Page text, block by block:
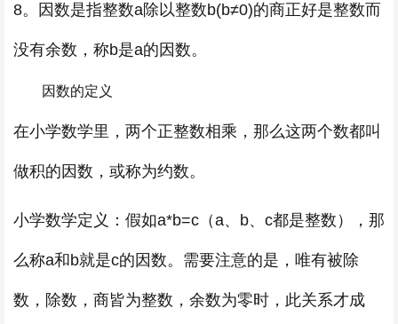
8。因数是指整数a除以整数b(b≠0)的商正好是整数而
没有余数，称b是a的因数。
因数的定义
在小学数学里，两个正整数相乘，那么这两个数都叫
做积的因数，或称为约数。
小学数学定义：假如a*b=c（a、b、c都是整数），那
么称a和b就是c的因数。需要注意的是，唯有被除
数，除数，商皆为整数，余数为零时，此关系才成